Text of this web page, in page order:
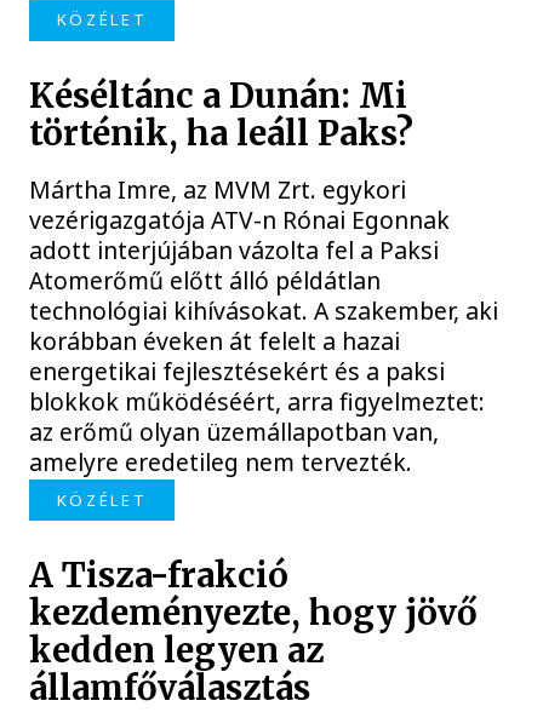
KÖZÉLET
Késéltánc a Dunán: Mi
történik, ha leáll Paks?
Mártha Imre, az MVM Zrt. egykori
vezérigazgatója ATV-n Rónai Egonnak
adott interjújában vázolta fel a Paksi
Atomerőmű előtt álló példátlan
technológiai kihívásokat. A szakember, aki
korábban éveken át felelt a hazai
energetikai fejlesztésekért és a paksi
blokkok működéséért, arra figyelmeztet:
az erőmű olyan üzemállapotban van,
amelyre eredetileg nem tervezték.
KÖZÉLET
A Tisza-frakció
kezdeményezte, hogy jövő
kedden legyen az
államfőválasztás